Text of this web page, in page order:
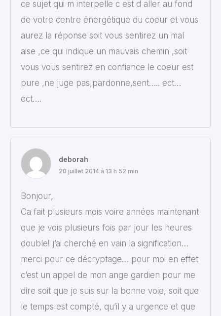
ce sujet qui m interpelle c est d aller au fond
de votre centre énergétique du coeur et vous
aurez la réponse soit vous sentirez un mal
aise ,ce qui indique un mauvais chemin ,soit
vous vous sentirez en confiance le coeur est
pure ,ne juge pas,pardonne,sent….. ect…
ect….
deborah
20 juillet 2014 à 13 h 52 min
Bonjour,
Ca fait plusieurs mois voire années maintenant
que je vois plusieurs fois par jour les heures
double! j’ai cherché en vain la signification…
merci pour ce décryptage… pour moi en effet
c’est un appel de mon ange gardien pour me
dire soit que je suis sur la bonne voie, soit que
le temps est compté, qu’il y a urgence et que